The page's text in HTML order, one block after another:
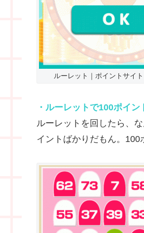
ルーレット｜ポイントサイト
・ルーレットで100ポイン
ルーレットを回したら、
イントばかりだもん。100